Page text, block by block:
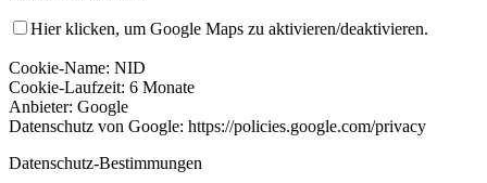
Hier klicken, um Google Maps zu aktivieren/deaktivieren.
Cookie-Name: NID
Cookie-Laufzeit: 6 Monate
Anbieter: Google
Datenschutz von Google: https://policies.google.com/privacy
Datenschutz-Bestimmungen